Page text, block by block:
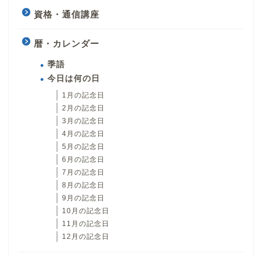
資格・通信講座
暦・カレンダー
季語
今日は何の日
1月の記念日
2月の記念日
3月の記念日
4月の記念日
5月の記念日
6月の記念日
7月の記念日
8月の記念日
9月の記念日
10月の記念日
11月の記念日
12月の記念日